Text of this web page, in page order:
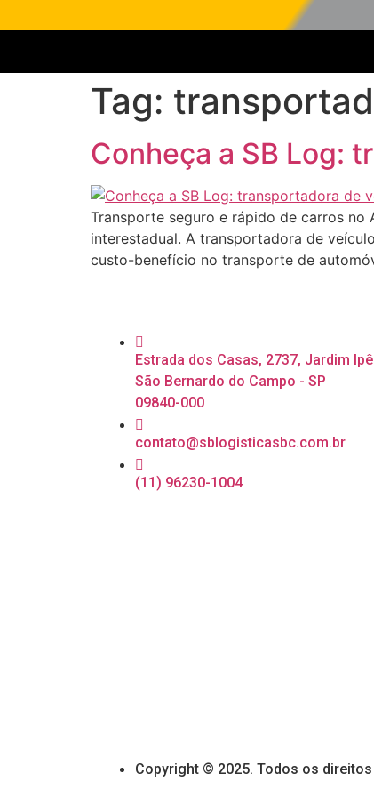
Tag:
Conheça a SB Log:
Transporte seguro e rápido de carros no
interestadual. A transportadora de
custo-benefício no transporte de
Estrada dos Casas, 2737, Jardim Ipê
São Bernardo do Campo - SP
09840-000
contato@sblogisticasbc.com.br
(11) 96230-1004
Copyright © 2025. Todos os